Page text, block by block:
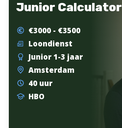
Junior Calculator
€3000 - €3500
Loondienst
Junior 1-3 jaar
Amsterdam
40 uur
HBO